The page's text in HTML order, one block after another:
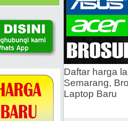
Daftar harga
Semarang,
Laptop Baru